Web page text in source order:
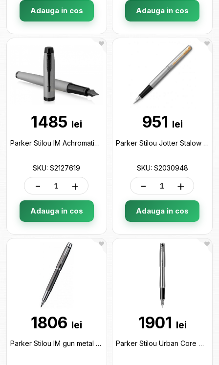
Adauga in cos Adauga in cos
1485 lei
Parker Stilou IM Achromatic Silver S2127619
SKU: S2127619
- +
Adauga in cos
951 lei
Parker Stilou Jotter Stalow GT S2030948
SKU: S2030948
- +
Adauga in cos
1806 lei
Parker Stilou IM gun metal S0856240 S1931649
1901 lei
Parker Stilou Urban Core Metro Metallic CT S1931605